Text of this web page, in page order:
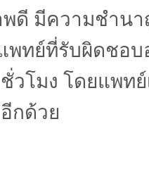
ดี มีความชำน
ทย์ที่รับผิดชอ
ชั่วโมง โดยแ
กด้วย